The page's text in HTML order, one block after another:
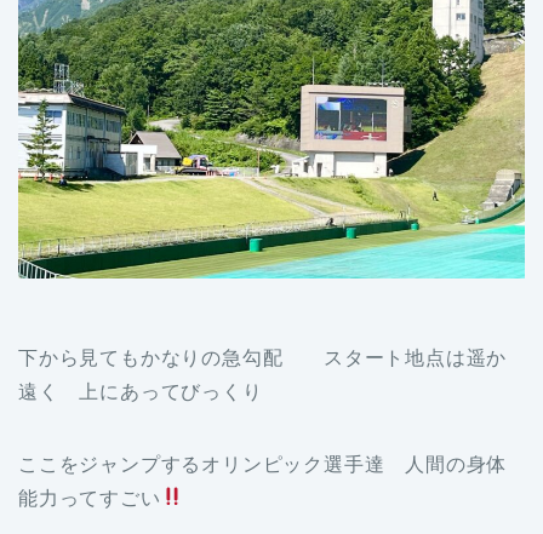
下から見てもかなりの急勾配 スタート地点は遥か
遠く 上にあってびっくり
ここをジャンプするオリンピック選手達 人間の身体
能力ってすごい